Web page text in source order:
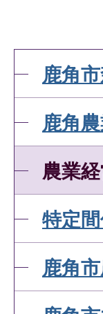
鹿角
鹿角
農業
特定
鹿角